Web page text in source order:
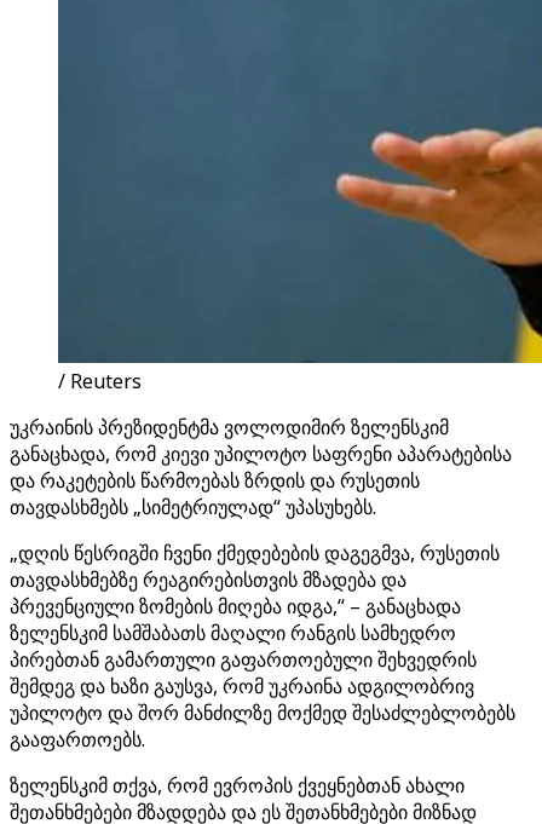
/ Reuters
უკრაინის პრეზიდენტმა ვოლოდიმირ ზელენსკიმ
განაცხადა, რომ კიევი უპილოტო საფრენი აპარატებისა
და რაკეტების წარმოებას ზრდის და რუსეთის
თავდასხმებს „სიმეტრიულად“ უპასუხებს.
„დღის წესრიგში ჩვენი ქმედებების დაგეგმვა, რუსეთის
თავდასხმებზე რეაგირებისთვის მზადება და
პრევენციული ზომების მიღება იდგა,“ – განაცხადა
ზელენსკიმ სამშაბათს მაღალი რანგის სამხედრო
პირებთან გამართული გაფართოებული შეხვედრის
შემდეგ და ხაზი გაუსვა, რომ უკრაინა ადგილობრივ
უპილოტო და შორ მანძილზე მოქმედ შესაძლებლობებს
გააფართოებს.
ზელენსკიმ თქვა, რომ ევროპის ქვეყნებთან ახალი
შეთანხმებები მზადდება და ეს შეთანხმებები მიზნად